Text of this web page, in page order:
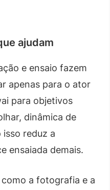
ajudam
e ensaio fazem
apenas para o ator
para objetivos
dinâmica de
isso reduz a
ensaiada demais.
a fotografia e a